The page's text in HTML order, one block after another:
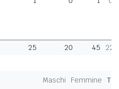
25 20 45
Maschi Femmine